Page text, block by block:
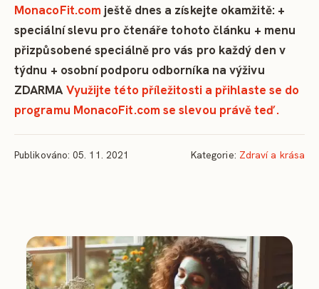
MonacoFit.com ještě dnes a získejte okamžitě: +
speciální slevu pro čtenáře tohoto článku + menu
přizpůsobené speciálně pro vás pro každý den v
týdnu + osobní podporu odborníka na výživu
ZDARMA Využijte této příležitosti a přihlaste se do
programu MonacoFit.com se slevou právě teď.
Publikováno: 05. 11. 2021 Kategorie: Zdraví a krása